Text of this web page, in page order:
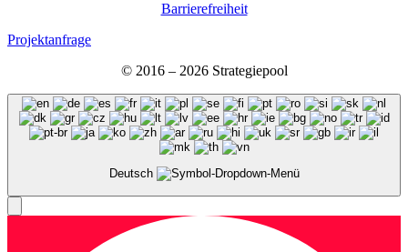
Bar­rie­re­frei­heit
Projektanfrage
© 2016 – 2026 Stra­te­gie­pool
Deutsch